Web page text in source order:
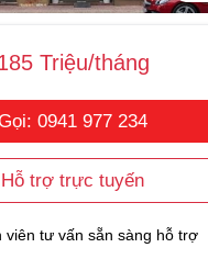
Triệu/tháng
Gọi: 0941 977 234
Hỗ trợ trực tuyến
viên tư vấn sẵn sàng hỗ trợ